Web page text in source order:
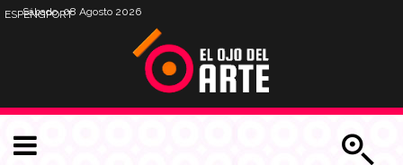
Sábado, 08 Agosto 2026
ESPENGPORT